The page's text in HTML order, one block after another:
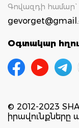
Գովազդի համար`
Օգտակար
© 2012-2023